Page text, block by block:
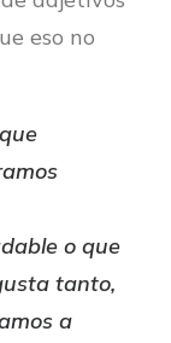
eso no
o que
tanto,
a